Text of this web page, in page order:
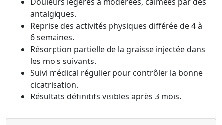
antalgiques.
Reprise des activités physiques différée de 4 à
6 semaines.
Résorption partielle de la graisse injectée dans
les mois suivants.
Suivi médical régulier pour contrôler la bonne
cicatrisation.
Résultats définitifs visibles après 3 mois.